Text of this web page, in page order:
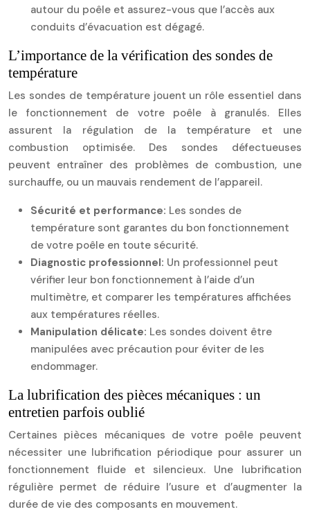
autour du poêle et assurez-vous que l’accès aux
conduits d’évacuation est dégagé.
L’importance de la vérification des sondes de
température
Les sondes de température jouent un rôle essentiel dans
le fonctionnement de votre poêle à granulés. Elles
assurent la régulation de la température et une
combustion optimisée. Des sondes défectueuses
peuvent entraîner des problèmes de combustion, une
surchauffe, ou un mauvais rendement de l’appareil.
Sécurité et performance: Les sondes de
température sont garantes du bon fonctionnement
de votre poêle en toute sécurité.
Diagnostic professionnel: Un professionnel peut
vérifier leur bon fonctionnement à l’aide d’un
multimètre, et comparer les températures affichées
aux températures réelles.
Manipulation délicate: Les sondes doivent être
manipulées avec précaution pour éviter de les
endommager.
La lubrification des pièces mécaniques : un
entretien parfois oublié
Certaines pièces mécaniques de votre poêle peuvent
nécessiter une lubrification périodique pour assurer un
fonctionnement fluide et silencieux. Une lubrification
régulière permet de réduire l’usure et d’augmenter la
durée de vie des composants en mouvement.